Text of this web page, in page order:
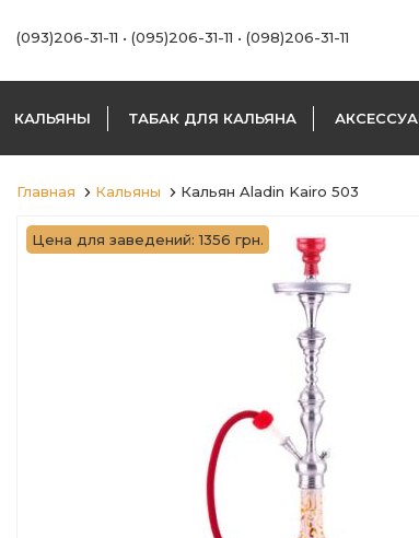
(093)206-31-11 • (095)206-31-11 • (098)206-31-11
КАЛЬЯНЫ ТАБАК ДЛЯ КАЛЬЯНА
Главная Кальяны Кальян Aladin Kairo 503
Цена для заведений: 1356 грн.